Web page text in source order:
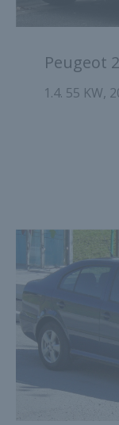
Peugeot
1.4. 55 KW,